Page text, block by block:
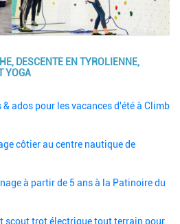
DESCENTE EN TYROLIENNE,
YOGA
ados pour les vacances d'été à Climb
côtier au centre nautique de
à partir de 5 ans à la Patinoire du
scout trot électrique tout terrain pour